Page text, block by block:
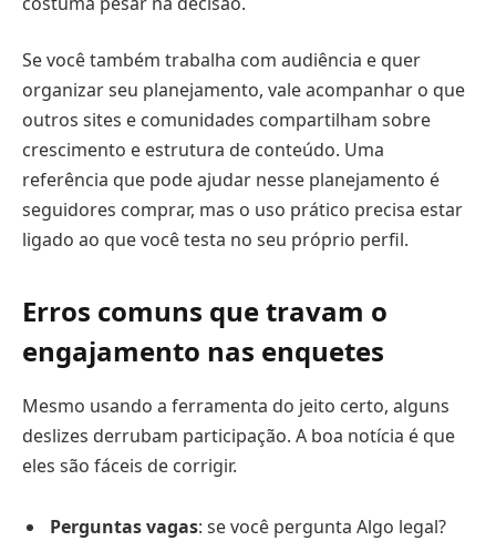
Se você também trabalha com audiência e quer
organizar seu planejamento, vale acompanhar o que
outros sites e comunidades compartilham sobre
crescimento e estrutura de conteúdo. Uma
referência que pode ajudar nesse planejamento é
seguidores comprar, mas o uso prático precisa estar
ligado ao que você testa no seu próprio perfil.
Erros comuns que travam o
engajamento nas enquetes
Mesmo usando a ferramenta do jeito certo, alguns
deslizes derrubam participação. A boa notícia é que
eles são fáceis de corrigir.
Perguntas vagas: se você pergunta Algo legal?